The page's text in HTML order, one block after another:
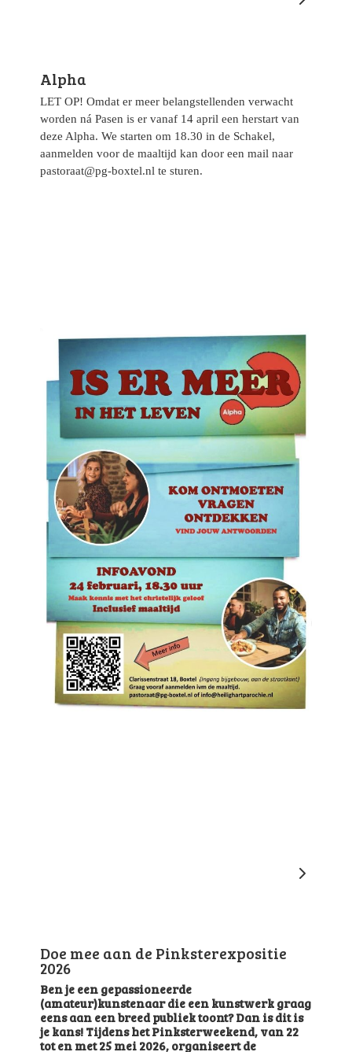
Alpha
LET OP! Omdat er meer belangstellenden verwacht
worden ná Pasen is er vanaf 14 april een herstart van
deze Alpha. We starten om 18.30 in de Schakel,
aanmelden voor de maaltijd kan door een mail naar
pastoraat@pg-boxtel.nl te sturen.
Doe mee aan de Pinksterexpositie
2026
Ben je een gepassioneerde
(amateur)kunstenaar die een kunstwerk graag
eens aan een breed publiek toont? Dan is dit is
je kans! Tijdens het Pinksterweekend, van 22
tot en met 25 mei 2026, organiseert de